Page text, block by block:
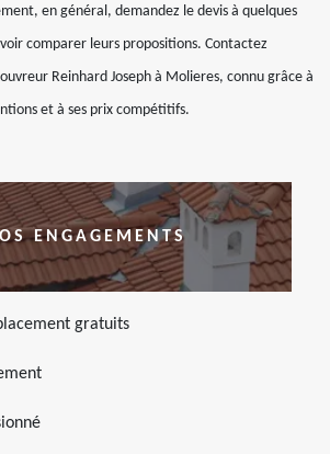
en général, demandez le devis à quelques
comparer leurs propositions. Contactez
Reinhard Joseph à Molieres, connu grâce à
et à ses prix compétitifs.
ENGAGEMENTS
gratuits